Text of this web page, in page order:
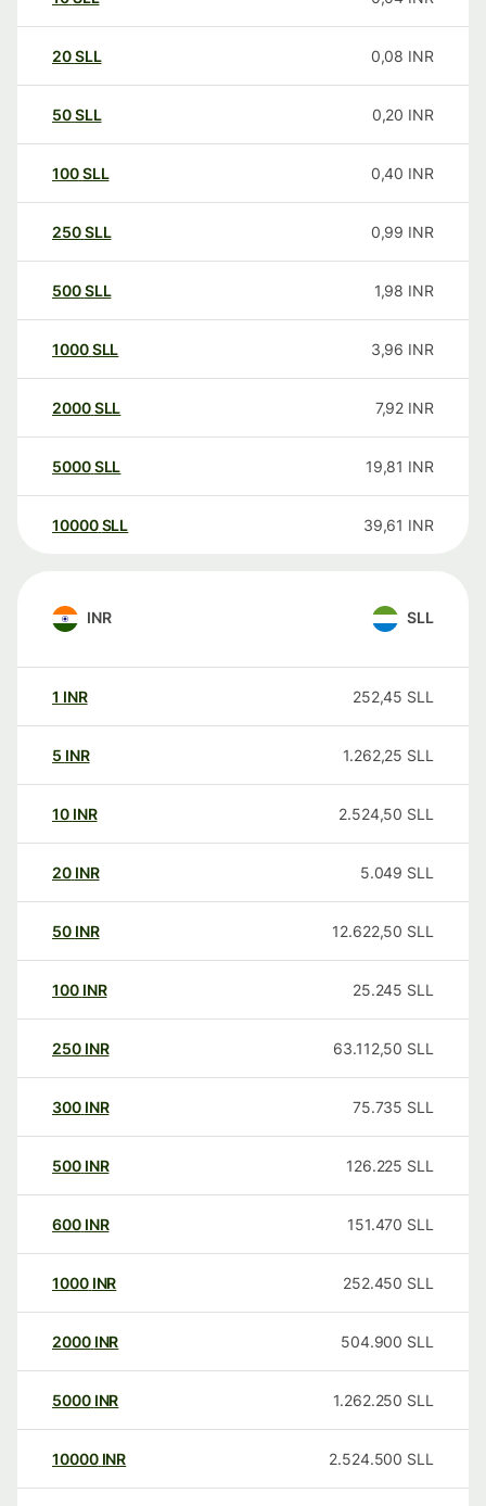
20SLL 0,08 INR
50SLL 0,20 INR
100SLL 0,40 INR
250SLL 0,99 INR
500SLL 1,98 INR
1000SLL 3,96 INR
2000SLL 7,92 INR
5000SLL 19,81 INR
10000 SLL 39,61 INR
INR SLL
1 INR 252,45 SLL
5 INR 1.262,25 SLL
10 INR 2.524,50 SLL
20 INR 5.049 SLL
50 INR 12.622,50 SLL
100 INR 25.245 SLL
250 INR 63.112,50 SLL
300 INR 75.735 SLL
500 INR 126.225 SLL
600 INR 151.470 SLL
1000 INR 252.450 SLL
2000 INR 504.900 SLL
5000 INR 1.262.250 SLL
10000 INR 2.524.500 SLL